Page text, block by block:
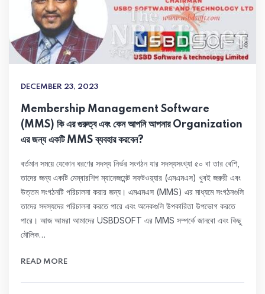
DECEMBER 23, 2023
Membership Management Software
(MMS) কি এর গুরুত্ব এবং কেন আপনি আপনার Organization
এর জন্য একটি MMS ব্যবহার করবেন?
বর্তমান সময়ে যেকোন ধরণের সদস্য নির্ভর সংগঠন যার সদস্যসংখ্যা ৫০ বা তার বেশি,
তাদের জন্য একটি মেম্বারশিপ ম্যানেজমেন্ট সফটওয়্যার (এমএমএস) খুবই জরুরী এবং
উত্তম সংগঠনটি পরিচালনা করার জন্য। এমএমএস (MMS) এর মাধ্যমে সংগঠনগুলি
তাদের সদস্যদের পরিচালনা করতে পারে এবং অনেকগুলি উপকারিতা উপভোগ করতে
পারে। আজ আমরা আমাদের USBDSOFT এর MMS সম্পর্কে জানবো এবং কিছু
মৌলিক…
READ MORE